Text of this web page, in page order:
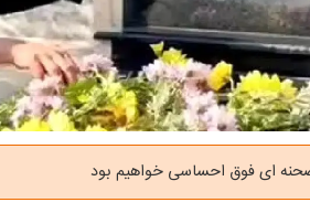
ای فوق احساسی خواهیم بود